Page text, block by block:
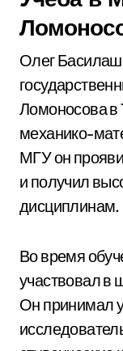
Олег
Ломоносова в
механико-
МГУ он
и получил
дисциплинам.
Во время
участвовал в
Он принимал